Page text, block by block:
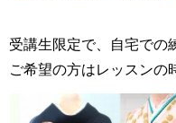
受講生限定で、自宅での
ご希望の方はレッスンの